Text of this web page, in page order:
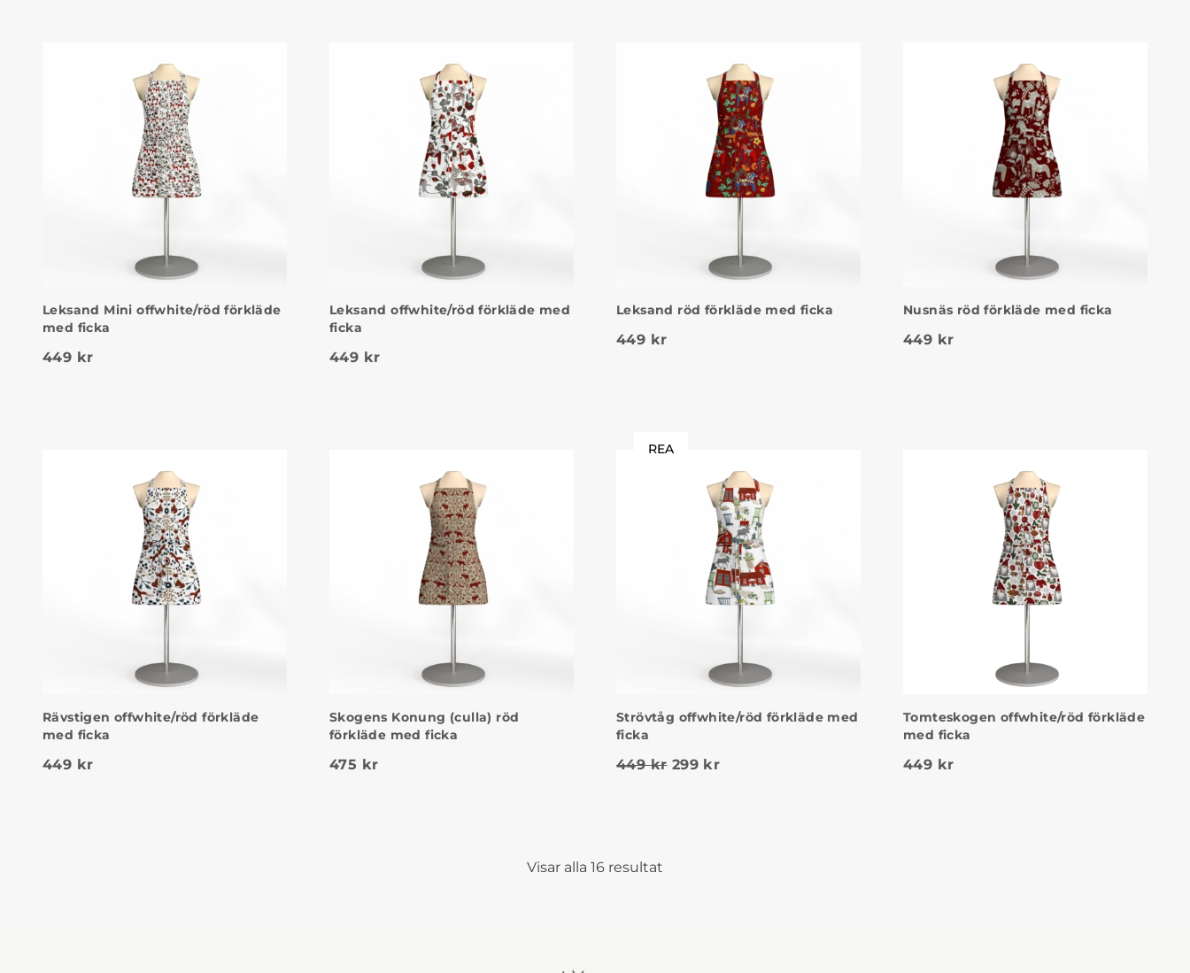
Leksand Mini offwhite/röd förkläde
med ficka
449 kr
Leksand offwhite/röd förkläde med
ficka
449 kr
Leksand röd förkläde med ficka
449 kr
Nusnäs röd förkläde med ficka
449 kr
Rävstigen offwhite/röd förkläde
med ficka
449 kr
Skogens Konung (culla) röd
förkläde med ficka
475 kr
REA
Strövtåg offwhite/röd förkläde med
ficka
449kr Det ursprungliga priset var: 449 kr.
299 krDet nuvarande priset är: 299 kr.
Tomteskogen offwhite/röd förkläde
med ficka
449 kr
Visar alla 16 resultat